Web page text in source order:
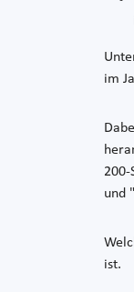
im
und
ist.